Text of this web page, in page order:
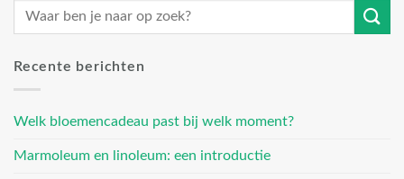
Recente berichten
Welk bloemencadeau past bij welk moment?
Marmoleum en linoleum: een introductie